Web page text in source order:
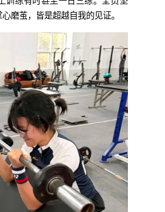
磨茧，皆是超越自我的见证。